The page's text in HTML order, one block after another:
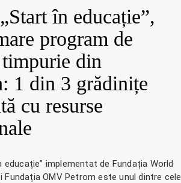
în educație”,
program de
din
1 din 3 grădinițe
cu resurse
educație” implementat de Fundația World
Fundația OMV Petrom este unul dintre cele